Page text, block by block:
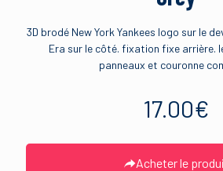
3D brodé New York Yankees logo sur le
Era sur le côté. fixation fixe arrière.
panneaux et couronne
17.00€
Acheter le